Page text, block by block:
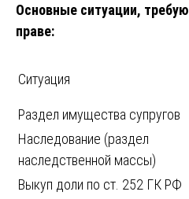
Основные ситуации,
праве:
Ситуация
Раздел имущества супругов
Наследование (раздел
наследственной массы)
Выкуп доли по ст. 252 ГК РФ